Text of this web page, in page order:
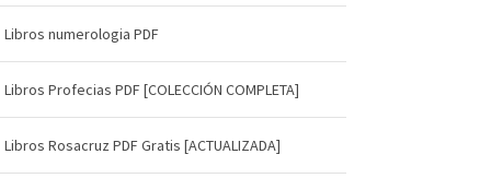
Libros numerologia PDF
Libros Profecias PDF [COLECCIÓN COMPLETA]
Libros Rosacruz PDF Gratis [ACTUALIZADA]